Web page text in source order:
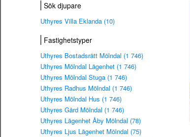
Sök djupare
Uthyres Villa Eklanda (10)
Fastighetstyper
Uthyres Bostadsrätt Mölndal (1 746)
Uthyres Mölndal Lägenhet (1 746)
Uthyres Mölndal Stuga (1 746)
Uthyres Radhus Mölndal (1 746)
Uthyres Mölndal Hus (1 746)
Uthyres Gård Mölndal (1 746)
Uthyres Lägenhet Åby Mölndal (78)
Uthyres Ljus Lägenhet Mölndal (75)